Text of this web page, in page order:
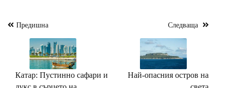
Навигация
Предишна
Катар: Пустинно сафари и
Следваща
Най-опасния остров на